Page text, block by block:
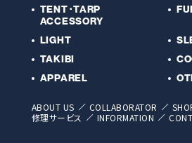
TENT･TARP
ACCESSORY
LIGHT
TAKIBI
APPAREL
ABOUT US COLLABORATOR
修理サービス
INFORMATION